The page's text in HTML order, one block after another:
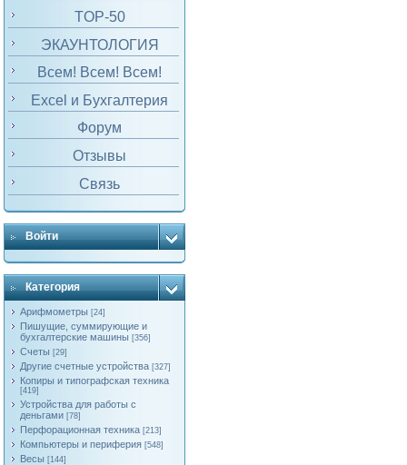
TOP-50
ЭКАУНТОЛОГИЯ
Всем! Всем! Всем!
Excel и Бухгалтерия
Форум
Отзывы
Связь
Войти
Категория
Арифмометры [24]
Пишущие, суммирующие и
бухгалтерские машины [356]
Счеты [29]
Другие счетные устройства [327]
Копиры и типографская техника
[419]
Устройства для работы с
деньгами [78]
Перфорационная техника [213]
Компьютеры и периферия [548]
Весы [144]